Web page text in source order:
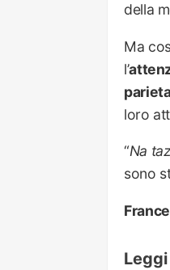
della
Ma
l’
loro
“Na
sono